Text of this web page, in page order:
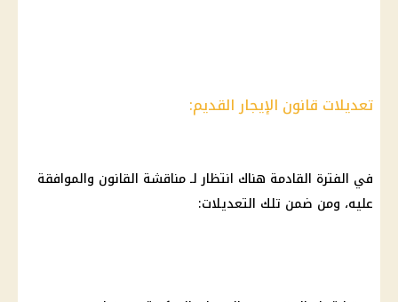
تعديلات قانون الإيجار القديم:
في الفترة القادمة هناك انتظار لـ مناقشة القانون والموافقة
عليه، ومن ضمن تلك التعديلات: